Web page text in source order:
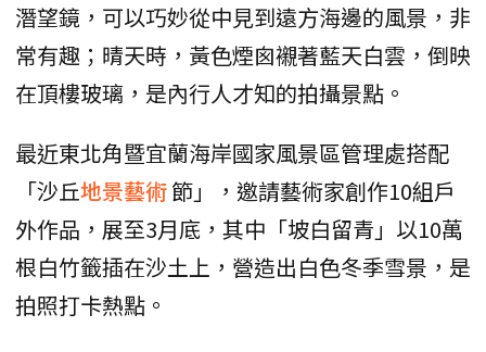
潛望鏡，可以巧妙從中見到遠方海邊的風景，非
常有趣；晴天時，黃色煙囪襯著藍天白雲，倒映
在頂樓玻璃，是內行人才知的拍攝景點。
最近東北角暨宜蘭海岸國家風景區管理處搭配
「沙丘地景藝術節」，邀請藝術家創作10組戶
外作品，展至3月底，其中「坡白留青」以10萬
根白竹籤插在沙土上，營造出白色冬季雪景，是
拍照打卡熱點。